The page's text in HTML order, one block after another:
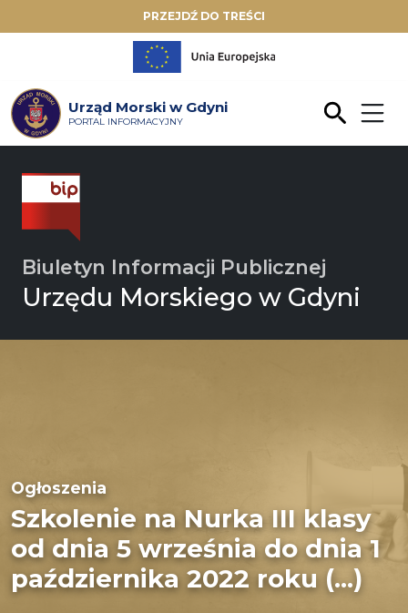
PRZEJDŹ DO TREŚCI
Urząd Morski w Gdyni
PORTAL INFORMACYJNY
Biuletyn Informacji Publicznej
Urzędu Morskiego w Gdyni
Ogłoszenia
Szkolenie na Nurka III klasy
od dnia 5 września do dnia 1
października 2022 roku (...)